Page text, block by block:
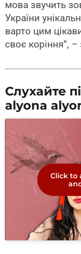
мова звучить
України
варто цим
своє коріння”,
Слухайте
alyona
Click to